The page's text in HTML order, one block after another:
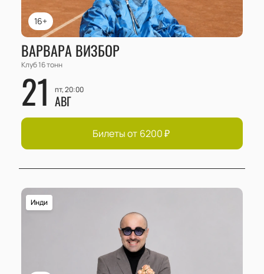
16+
ВАРВАРА ВИЗБОР
Клуб 16 тонн
21 пт, 20:00
АВГ
Билеты от 6200₽
Инди